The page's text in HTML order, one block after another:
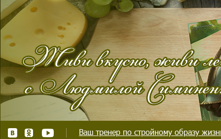
Ваш тренер по стройному образу